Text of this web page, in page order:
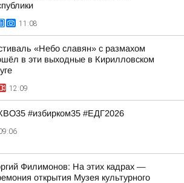
11:08
«Небо славян» с размахом
в эти выходные в Кирилловском
12:09
#избирком35 #ЕДГ2026
Филимонов: На этих кадрах —
открытия Музея культурного